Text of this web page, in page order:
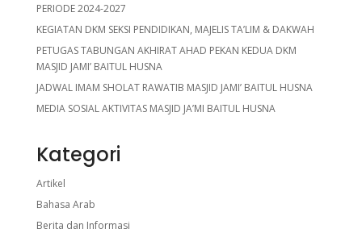
PERIODE 2024-2027
KEGIATAN DKM SEKSI PENDIDIKAN, MAJELIS TA’LIM & DAKWAH
PETUGAS TABUNGAN AKHIRAT AHAD PEKAN KEDUA DKM
MASJID JAMI’ BAITUL HUSNA
JADWAL IMAM SHOLAT RAWATIB MASJID JAMI’ BAITUL HUSNA
MEDIA SOSIAL AKTIVITAS MASJID JA’MI BAITUL HUSNA
Kategori
Artikel
Bahasa Arab
Berita dan Informasi